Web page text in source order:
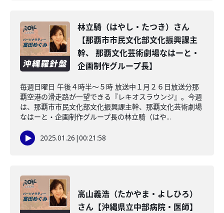
林立騎（はやし・たつき）さん
【那覇市市民文化部文化振興課主
幹、 那覇文化芸術劇場なはーと・
企画制作グループ長】
毎週日曜日 午後４時半～５時 放送中１月２６日放送分那
覇空港の滑走路が一望できる『レキオスラウンジ』。今週
は、那覇市市民文化部文化振興課主幹、那覇文化芸術劇場
なはーと・企画制作グループ長の林立騎（はや...
2025.01.26 |00:21:58
高山義浩（たかやま・よしひろ）
さん【沖縄県立中部病院・医師】